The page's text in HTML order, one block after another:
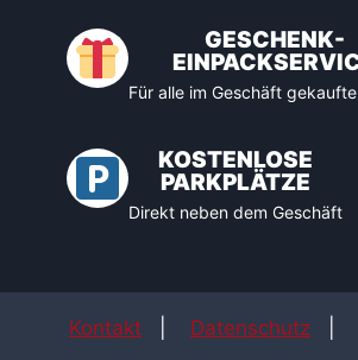
GESCHENK-
Für alle im Geschäft
KOSTENLOSE
PARKPLÄTZE
Direkt neben dem Geschäft
Kontakt Datenschutz